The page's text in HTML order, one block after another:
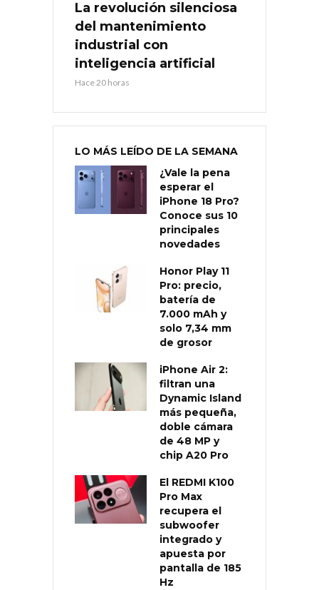
La revolución silenciosa
del mantenimiento
industrial con
inteligencia artificial
Hace 20 horas
LO MÁS LEÍDO DE LA SEMANA
¿Vale la pena
esperar el
iPhone 18 Pro?
Conoce sus 10
principales
novedades
Honor Play 11
Pro: precio,
batería de
7.000 mAh y
solo 7,34 mm
de grosor
iPhone Air 2:
filtran una
Dynamic Island
más pequeña,
doble cámara
de 48 MP y
chip A20 Pro
El REDMI K100
Pro Max
recupera el
subwoofer
integrado y
apuesta por
pantalla de 185
Hz